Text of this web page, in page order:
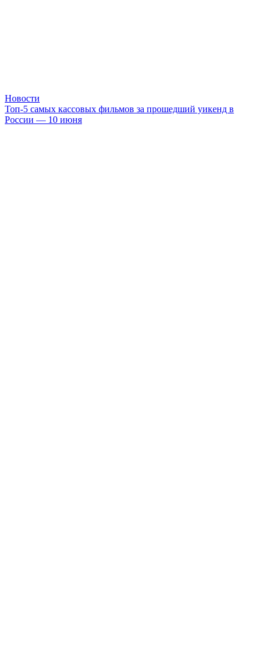
Новости
Топ-5 самых кассовых фильмов за прошедший уикенд в
России — 10 июня